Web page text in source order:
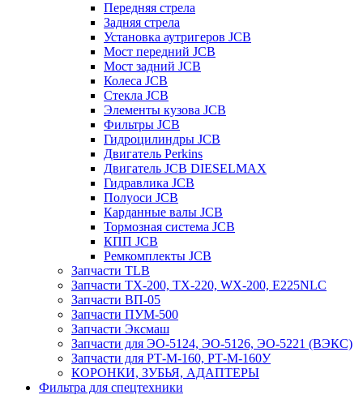
Передняя стрела
Задняя стрела
Установка аутригеров JCB
Мост передний JCB
Мост задний JCB
Колеса JCB
Стекла JCB
Элементы кузова JCB
Фильтры JCB
Гидроцилиндры JCB
Двигатель Perkins
Двигатель JCB DIESELMAX
Гидравлика JCB
Полуоси JCB
Карданные валы JCB
Тормозная система JCB
КПП JCB
Ремкомплекты JCB
Запчасти TLB
Запчасти TX-200, TX-220, WX-200, E225NLC
Запчасти ВП-05
Запчасти ПУМ-500
Запчасти Эксмаш
Запчасти для ЭО-5124, ЭО-5126, ЭО-5221 (ВЭКС)
Запчасти для РТ-М-160, РТ-М-160У
КОРОНКИ, ЗУБЬЯ, АДАПТЕРЫ
Фильтра для спецтехники